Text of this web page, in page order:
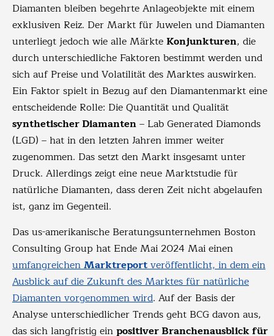
Diamanten bleiben begehrte Anlageobjekte mit einem
exklusiven Reiz. Der Markt für Juwelen und Diamanten
unterliegt jedoch wie alle MärkteKonjunkturen, die
durch unterschiedliche Faktoren bestimmt werden und
sich auf Preise und Volatilität des Marktes auswirken.
Ein Faktor spielt in Bezug auf den Diamantenmarkt eine
entscheidende Rolle: Die Quantität und Qualität
synthetischer Diamanten– Lab Generated Diamonds
(LGD) – hat in den letzten Jahren immer weiter
zugenommen. Das setzt den Markt insgesamt unter
Druck. Allerdings zeigt eine neue Marktstudie für
natürliche Diamanten, dass deren Zeit nicht abgelaufen
ist, ganz im Gegenteil.
Das us-amerikanische Beratungsunternehmen Boston
Consulting Group hat Ende Mai 2024 Mai einen
umfangreichenMarktreportveröffentlicht, in dem ein
Ausblick auf die Zukunft des Marktes für natürliche
Diamanten vorgenommen wird. Auf der Basis der
Analyse unterschiedlicher Trends geht BCG davon aus,
das sich langfristig einpositiver Branchenausblick für